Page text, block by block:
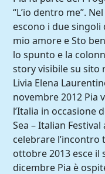
“L’io dentro me”.
escono i due singoli
mio amore e Sto
lo spunto e la
story visibile su sito
Livia Elena
novembre 2012 Pia
l’Italia in occasione
Sea – Italian
celebrare l’incontro
ottobre 2013 esce il
dicembre Pia è